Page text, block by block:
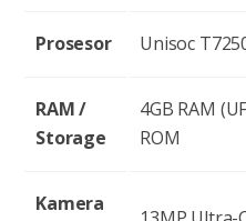
Prosesor Unisoc
RAM /
Storage
4GB RAM
ROM
Kamera